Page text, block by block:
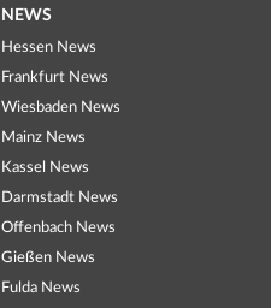
NEWS
Hessen News
Frankfurt News
Wiesbaden News
Mainz News
Kassel News
Darmstadt News
Offenbach News
Gießen News
Fulda News